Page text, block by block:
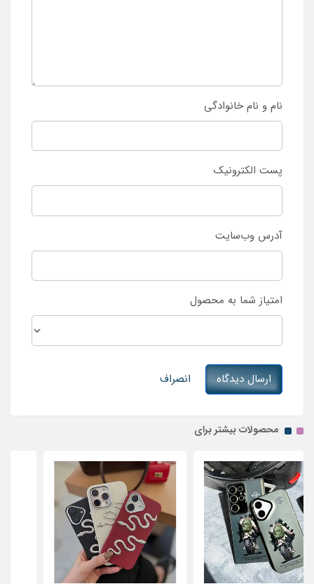
نام و نام خانوادگی
پست الکترونیک
آدرس وب‌سایت
امتیاز شما به محصول
ارسال دیدگاه انصراف
محصولات بیشتر برای